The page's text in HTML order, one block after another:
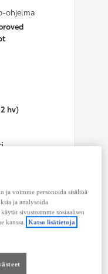
ohjelma
hv)
ja voimme personoida sisältöä
ja analysoida
sivustoamme sosiaalisen
kanssa.
Katso lisätietoja